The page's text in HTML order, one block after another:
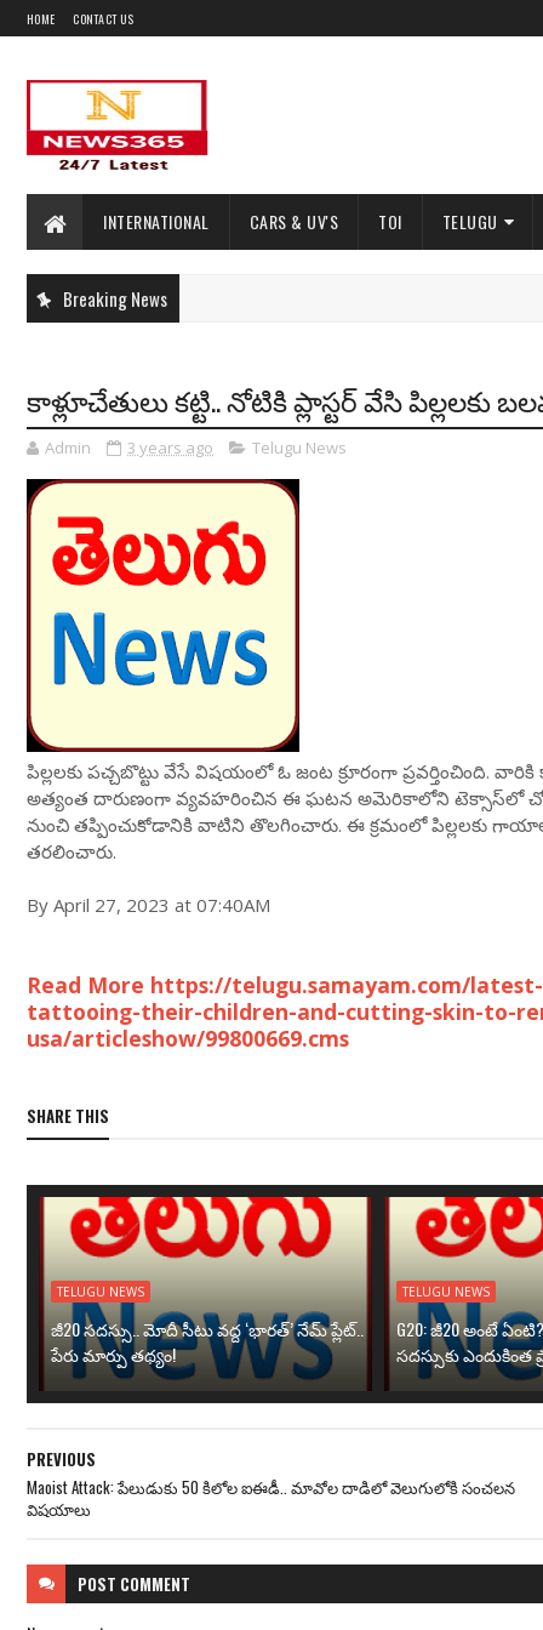
HOME CONTACT US
INTERNATIONAL CARS & UV'S TOI TELUGU
Breaking News
కాళ్లూచేతులు కట్టి.. నోటికి ప్లాస్టర్ వేసి పిల్లలకు
Admin 3 years ago Telugu News
పిల్లలకు పచ్చబొట్టు వేసే విషయంలో ఓ జంట క్రూరంగా ప్రవర్తించింది. వారికి
అత్యంత దారుణంగా వ్యవహరించిన ఈ ఘటన అమెరికాలోని టెక్సాస్‌లో
నుంచి తప్పించుకోడానికి వాటిని తొలగించారు. ఈ క్రమంలో పిల్లలకు
తరలించారు.
By April 27, 2023 at 07:40AM
Read More https://telugu.samayam.com/
tattooing-their-children-and-cutting-skin-to-
usa/articleshow/99800669.cms
SHARE THIS
TELUGU NEWS
జీ20 సదస్సు.. మోదీ సీటు వద్ద ‘భారత్’ నేమ్ ప్లేట్‌..
పేరు మార్పు తథ్యం!
TELUGU NEWS
G20: జీ20 అంటే
సదస్సుకు
PREVIOUS
Maoist Attack: పేలుడుకు 50 కిలోల ఐఈడీ.. మావోల దాడిలో వెలుగులోకి సంచలన
విషయాలు
POST COMMENT